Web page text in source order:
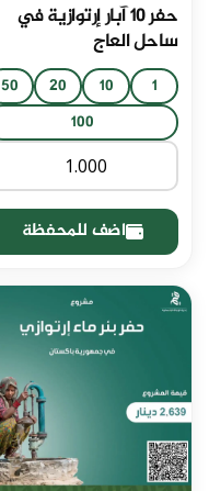
حفر 10 آبار إرتوازية في
ساحل العاج
1
10
20
50
100
اضف للمحفظة